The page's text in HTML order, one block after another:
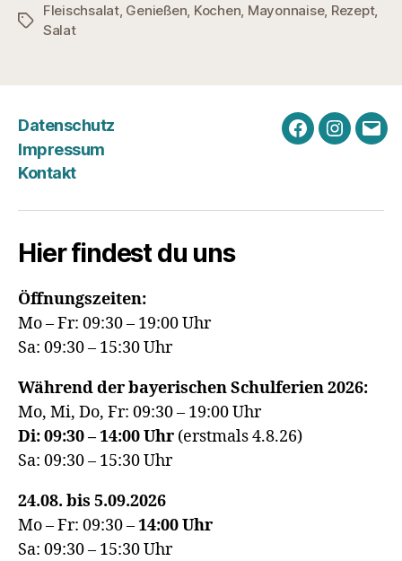
Schlagwörter
Fleischsalat, Genießen Kochen Mayonnaise, Rezept,
Salat
Datenschutz
Impressum
Kontakt
FacebookE-
Hier findest du uns
Öffnungszeiten:
Mo – Fr: 09:30 – 19:00 Uhr
Sa: 09:30 – 15:30 Uhr
Während der bayerischen Schulferien 2026:
Mo, Mi, Do, Fr: 09:30 – 19:00 Uhr
Di: 09:30 – 14:00 Uhr (erstmals 4.8.26)
Sa: 09:30 – 15:30 Uhr
24.08. bis 5.09.2026
Mo – Fr: 09:30 –14:00Uhr
Sa: 09:30 – 15:30 Uhr